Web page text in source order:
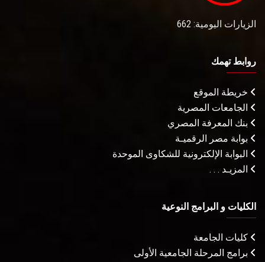
الزيارات اليومية: 662
روابط تهمك
خريطة الموقع
الجامعات المصرية
بنك المعرفة المصري
بوابة مصر الرقميـة
البوابة الإلكترونية للشكاوى الموحدة
المزيـد . . .
الكليات و البرامج النوعية
كليات الجامعة
برامج المرحلة الجامعية الأولى